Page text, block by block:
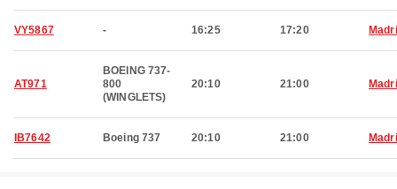
VY5867 - 16:25 17:20
AT971
BOEING 737-
800
(WINGLETS)
20:10 21:00
IB7642 Boeing 737 20:10 21:00